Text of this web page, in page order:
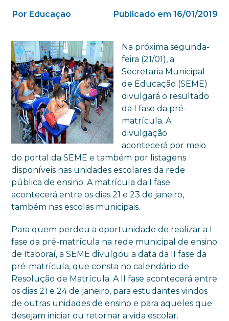
Por Educação Publicado em 16/01/2019
Na próxima segunda-
feira (21/01), a
Secretaria Municipal
de Educação (SEME)
divulgará o resultado
da I fase da pré-
matrícula. A
divulgação
acontecerá por meio
do portal da SEME e também por listagens
disponíveis nas unidades escolares da rede
pública de ensino. A matrícula da I fase
acontecerá entre os dias 21 e 23 de janeiro,
também nas escolas municipais.
Para quem perdeu a oportunidade de realizar a I
fase da pré-matrícula na rede municipal de ensino
de Itaboraí, a SEME divulgou a data da II fase da
pré-matrícula, que consta no calendário de
Resolução de Matrícula. A II fase acontecerá entre
os dias 21 e 24 de janeiro, para estudantes vindos
de outras unidades de ensino e para aqueles que
desejam iniciar ou retornar a vida escolar.